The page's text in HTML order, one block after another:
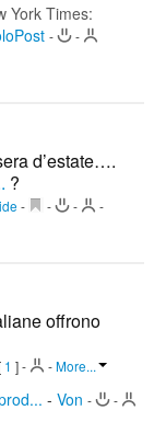
York Times:
- -
d’estate….
?
- - -
-
offrono
1 ]- -More...
- Von - -